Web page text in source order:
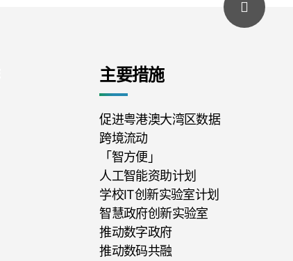
主要措施
促进粤港澳大湾区数据
跨境流动
「智方便」
人工智能资助计划
学校IT创新实验室计划
智慧政府创新实验室
推动数字政府
推动数码共融